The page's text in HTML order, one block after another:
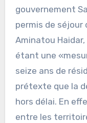
gouvernement
permis de séjour
Aminatou
étant une
seize ans de
prétexte que la
hors délai. En
entre les